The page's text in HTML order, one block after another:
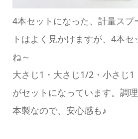
4本セットになった、計量スプ
トはよく見かけますが、4本
ね～
大さじ1・大さじ1/2・小さじ
がセットになっています。調
本製なので、安心感も♪